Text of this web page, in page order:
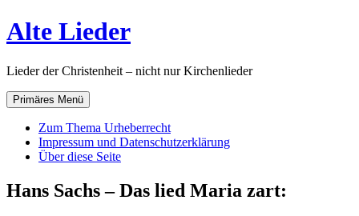
Zum
Inhalt
Alte Lieder
Lieder der Christenheit – nicht nur Kirchenlieder
Primäres Menü
Zum Thema Urheberrecht
Impressum und Datenschutzerklärung
Über diese Seite
Hans Sachs – Das lied Maria zart: